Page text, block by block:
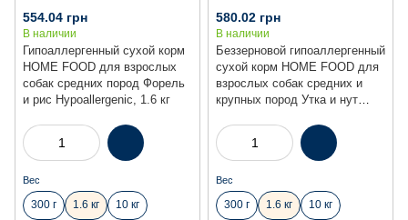
Гипоаллергенный сухой корм
HOME FOOD для взрослых
собак средних пород Форель
и рис Hypoallergenic, 1.6 кг
554.04 грн
В наличии
Вес
300 г 1.6 кг 10 кг
Беззерновой гипоаллергенный
сухой корм HOME FOOD для
взрослых собак средних и
крупных пород Утка и нут
580.02 грн
В наличии
Вес
300 г 1.6 кг 10 кг